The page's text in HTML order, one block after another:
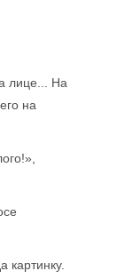
лице... На
на
картинку.